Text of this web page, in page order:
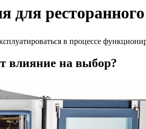
для
в процессе
влияние на выбор?